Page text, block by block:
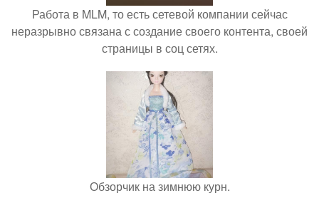
Работа в MLM, то есть сетевой компании сейчас
неразрывно связана с создание своего контента, своей
страницы в соц сетях.
Обзорчик на зимнюю курн.